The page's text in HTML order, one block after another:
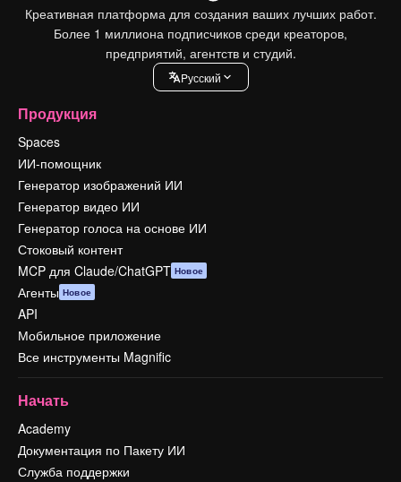
Креативная платформа для создания ваших лучших работ.
Более 1 миллиона подписчиков среди креаторов,
предприятий, агентств и студий.
Pусский
Продукция
Spaces
ИИ-помощник
Генератор изображений ИИ
Генератор видео ИИ
Генератор голоса на основе ИИ
Стоковый контент
MCP для Claude/ChatGPT Новое
Агенты Новое
API
Мобильное приложение
Все инструменты Magnific
Начать
Academy
Документация по Пакету ИИ
Служба поддержки